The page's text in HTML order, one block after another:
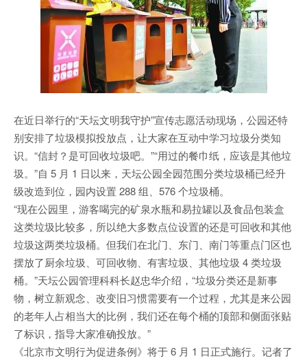
在近日举行的“天坛文明我守护”宣传志愿活动现场，公园还特
别安排了垃圾模拟投放点，让大家在互动中学习垃圾分类知
识。“信封？是可回收垃圾吧。”“用过的餐巾纸，应该是其他垃
圾。”自 5 月 1 日以来，天坛公园全园范围分类垃圾桶已经升
级改造到位，园内设置 288 组、576 个垃圾桶。
“现在公园里，游客喝完的矿泉水瓶和易拉罐以及食品包装盒
这类垃圾比较多，所以绝大多数点位设置的还是可回收和其他
垃圾这两类垃圾桶。但我们在北门、东门、南门等重点门区也
摆放了厨余垃圾、可回收物、有害垃圾、其他垃圾 4 类垃圾
桶。”天坛公园管理科科长赵忠华介绍，“垃圾分类还是新事
物，树立新观念、改变旧习惯需要有一个过程，尤其是来公园
的老年人占相当大的比例，我们还在每个桶的顶部和侧面张贴
了标识，指导大家准确投放。”
《北京市文明行为促进条例》将于 6 月 1 日正式施行。记者了